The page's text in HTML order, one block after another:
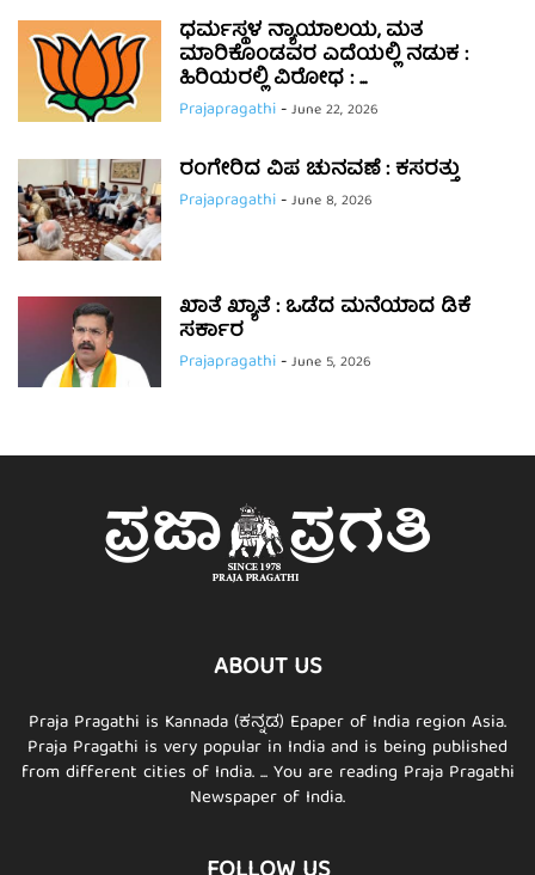
ಧರ್ಮಸ್ಥಳ ನ್ಯಾಯಾಲಯ, ಮತ
ಮಾರಿಕೊಂಡವರ ಎದೆಯಲ್ಲಿ ನಡುಕ :
ಹಿರಿಯರಲ್ಲಿ ವಿರೋಧ : ...
Prajapragathi-June 22, 2026
ರಂಗೇರಿದ ವಿಪ ಚುನವಣೆ : ಕಸರತ್ತು
Prajapragathi-June 8, 2026
ಖಾತೆ ಖ್ಯಾತೆ : ಒಡೆದ ಮನೆಯಾದ ಡಿಕೆ
ಸರ್ಕಾರ
Prajapragathi-June 5, 2026
ABOUT US
Praja Pragathi is Kannada (ಕನ್ನಡ) Epaper of India region Asia.
Praja Pragathi is very popular in India and is being published
from different cities of India. ... You are reading Praja Pragathi
Newspaper of India.